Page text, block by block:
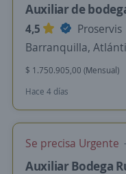
Auxiliar de
4,5
Proservis
Barranquilla,
$ 1.750.905,00 (Mensual)
Hace 4 días
Se precisa Urgente
Auxiliar Bodega